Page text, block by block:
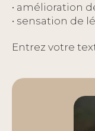
• amélioration
• sensation de
Entrez votre